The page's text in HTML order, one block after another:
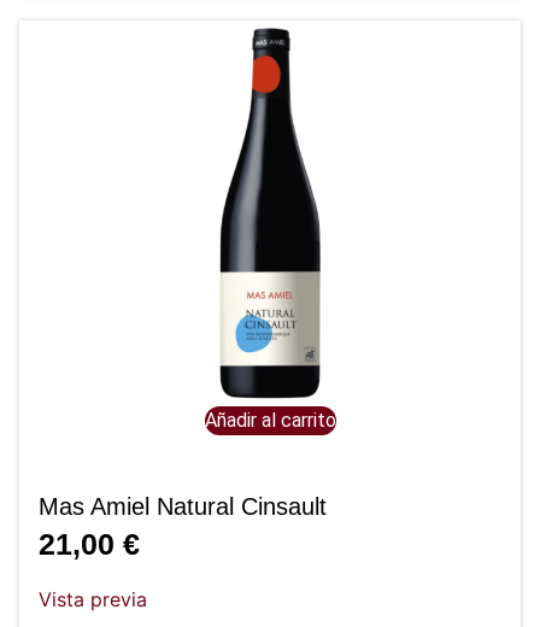
Añadir al carrito
Mas Amiel Natural Cinsault
21,00 €
Vista previa